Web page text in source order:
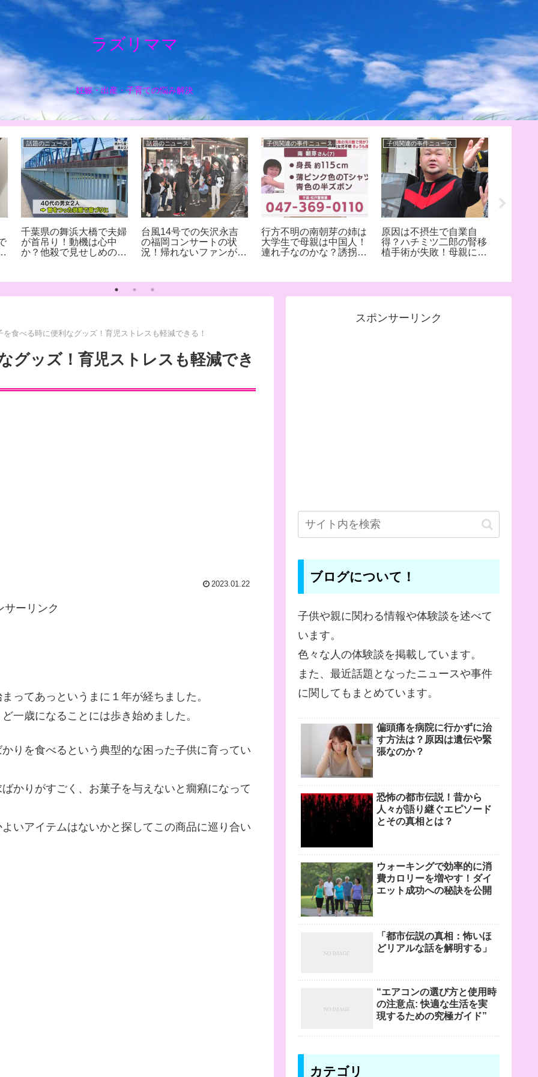
ラズリママ
妊娠・出産・子育ての悩み解決
話題のニュース
千葉県の舞浜大橋で夫婦
が首吊り！動機は心中
か？他殺で見せしめの可
話題のニュース
台風14号での矢沢永吉
の福岡コンサートの状
況！帰れないファンが多
子供関連の事件ニュース
行方不明の南朝芽の姉は
大学生で母親は中国人！
連れ子なのかな？誘拐の
子供関連の事件ニュース
原因は不摂生で自業自
得？ハチミツ二郎の腎移
植手術が失敗！母親に迷
を食べる時に便利なグッズ！育児ストレスも軽減できる！
グッズ！育児ストレスも軽減でき
2023.01.22
サーリンク
ってあっというまに１年が経ちました。
一歳になることには歩き始めました。
りを食べるという典型的な困った子供に育ってい
かりがすごく、お菓子を与えないと癇癪になって
いアイテムはないかと探してこの商品に巡り合い
スポンサーリンク
ブログについて！
子供や親に関わる情報や体験談を述べて
います。
色々な人の体験談を掲載しています。
また、最近話題となったニュースや事件
に関してもまとめています。
偏頭痛を病院に行かずに治
す方法は？原因は遺伝や緊
張なのか？
恐怖の都市伝説！昔から
人々が語り継ぐエピソード
とその真相とは？
ウォーキングで効率的に消
費カロリーを増やす！ダイ
エット成功への秘訣を公開
「都市伝説の真相：怖いほ
どリアルな話を解明する」
“エアコンの選び方と使用時
の注意点: 快適な生活を実
現するための究極ガイド”
カテゴリ